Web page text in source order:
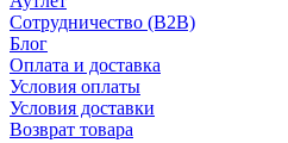
Сотрудничество (B2B)
Блог
Оплата и доставка
Условия оплаты
Условия доставки
Возврат товара